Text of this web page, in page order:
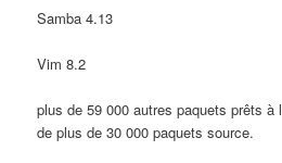
Samba 4.13
Vim 8.2
plus de 59 000 autres paquets prêts à
de plus de 30 000 paquets source.